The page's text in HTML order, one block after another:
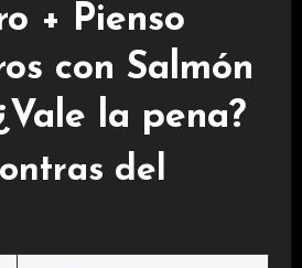
+ Pienso
con Salmón
la pena?
del